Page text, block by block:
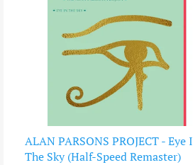
ALAN PARSONS PROJECT - Eye
The Sky (Half-Speed Remaster)